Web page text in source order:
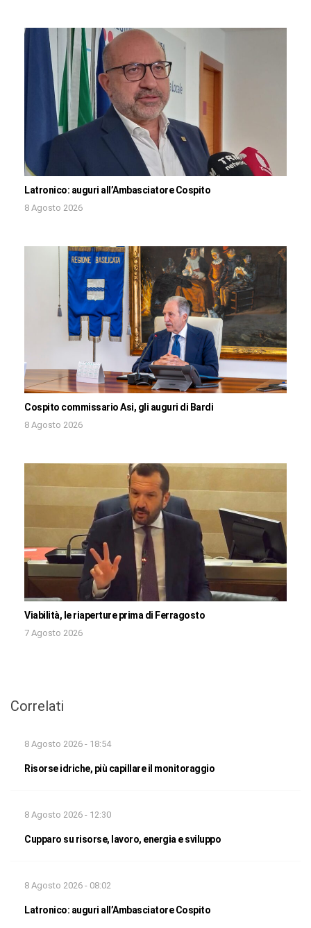
Latronico: auguri all’Ambasciatore Cospito
8 Agosto 2026
Cospito commissario Asi, gli auguri di Bardi
8 Agosto 2026
Viabilità, le riaperture prima di Ferragosto
7 Agosto 2026
Correlati
8 Agosto 2026 - 18:54
Risorse idriche, più capillare il monitoraggio
8 Agosto 2026 - 12:30
Cupparo su risorse, lavoro, energia e sviluppo
8 Agosto 2026 - 08:02
Latronico: auguri all’Ambasciatore Cospito